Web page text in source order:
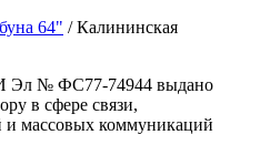
64" / Калининская
Эл № ФС77-74944 выдано
в сфере связи,
массовых коммуникаций